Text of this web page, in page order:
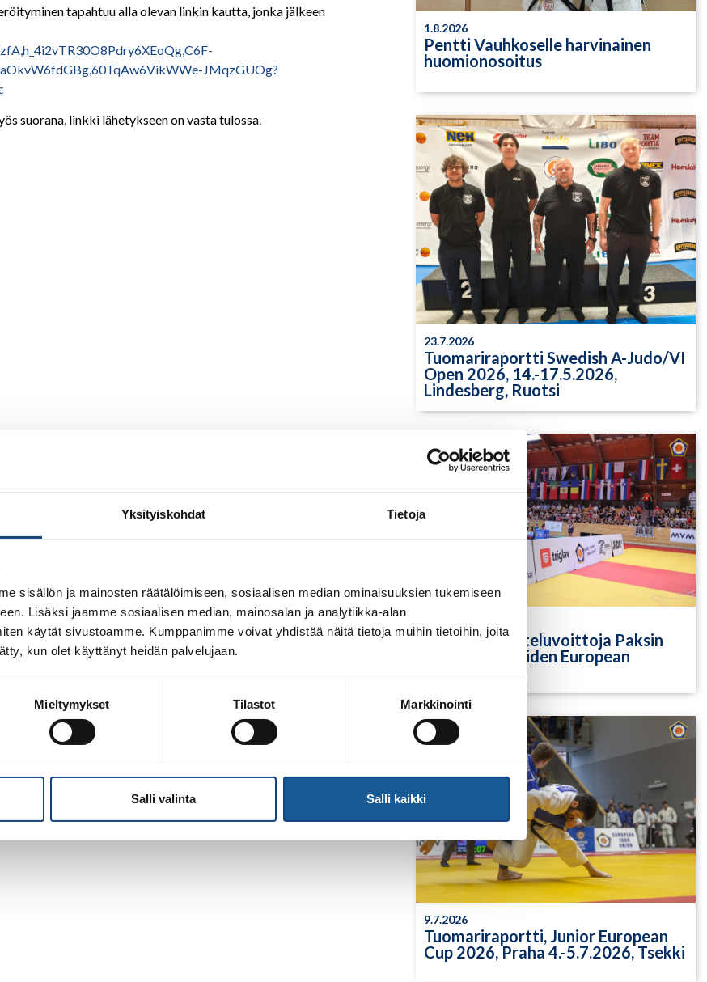
Yksityiskohdat Tietoja
sisällön ja mainosten räätälöimiseen, sosiaalisen median ominaisuuksien tukemiseen
Lisäksi jaamme sosiaalisen median, mainosalan ja analytiikka-alan
käytät sivustoamme. Kumppanimme voivat yhdistää näitä tietoja muihin tietoihin, joita
kun olet käyttänyt heidän palvelujaan.
Mieltymykset Tilastot Markkinointi
Salli valinta Salli kaikki
tapahtuu alla olevan linkin kautta, jonka jälkeen
JMqzGUOg?
suorana, linkki lähetykseen on vasta tulossa.
1.8.2026
Pentti Vauhkoselle harvinainen
huomionosoitus
23.7.2026
Tuomariraportti Swedish A-Judo/VI
Open 2026, 14.-17.5.2026,
Lindesberg, Ruotsi
Yksittäisiä otteluvoittoja Paksin
alle 21-vuotiaiden European
9.7.2026
Tuomariraportti, Junior European
Cup 2026, Praha 4.-5.7.2026, Tsekki